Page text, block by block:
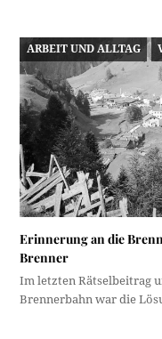
ARBEIT UND ALLTAG
Erinnerung an die
Brenner
Im letzten Rätselbeitrag
Brennerbahn war die